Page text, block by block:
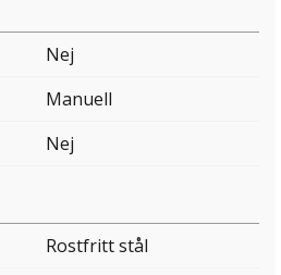
Nej
Manuell
Nej
Rostfritt stål